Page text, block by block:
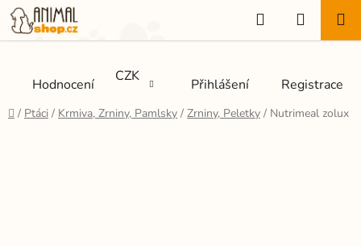
Přejít
na
obsah
Hodnocení CZK Přihlášení Registrace
Hledat
KOŠÍK
Domů
/ Ptáci / Krmiva, Zrniny, Pamlsky / Zrniny, Peletky / Nutrimeal zolux